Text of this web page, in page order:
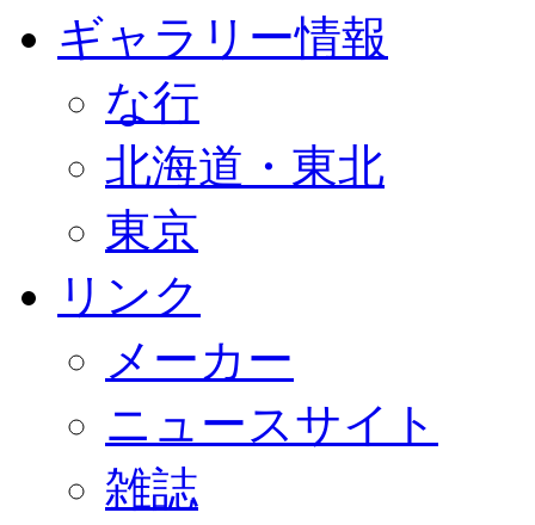
ギャラリー情報
な行
北海道・東北
東京
リンク
メーカー
ニュースサイト
雑誌